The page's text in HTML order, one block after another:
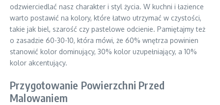
odzwierciedlać nasz charakter i styl życia. W kuchni i łazience
warto postawić na kolory, które łatwo utrzymać w czystości,
takie jak biel, szarość czy pastelowe odcienie. Pamiętajmy też
o zasadzie 60-30-10, która mówi, że 60% wnętrza powinien
stanowić kolor dominujący, 30% kolor uzupełniający, a 10%
kolor akcentujący.
Przygotowanie Powierzchni Przed
Malowaniem